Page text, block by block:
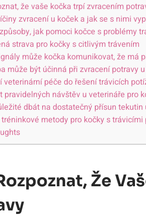
že vaše kočka trpí zvracením
zvracení u koček a jak se s nimi
jak pomoci kočce s problémy
strava pro kočky s citlivým trávením
může kočka komunikovat, že má
může být účinná při zvracení potravy
veterinární péče do řešení trávicích
pravidelných návštěv u veterináře pro
dbát na dostatečný přísun
metody pro kočky s trávicími
Že